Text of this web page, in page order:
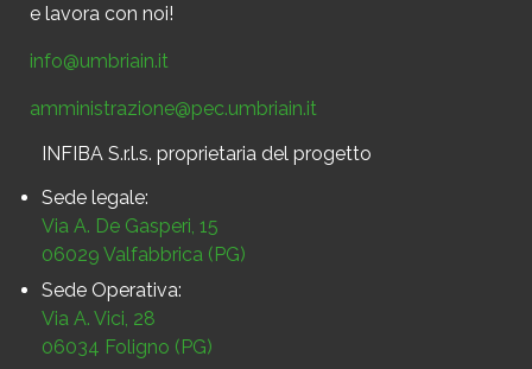
e lavora con noi!
info@umbriain.it
amministrazione@pec.umbriain.it
INFIBA S.r.l.s. proprietaria del progetto
Sede legale:
Via A. De Gasperi, 15
06029 Valfabbrica (PG)
Sede Operativa:
Via A. Vici, 28
06034 Foligno (PG)